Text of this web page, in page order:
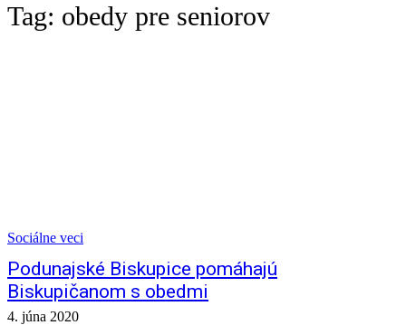
Tag: obedy pre seniorov
Sociálne veci
Podunajské Biskupice pomáhajú
Biskupičanom s obedmi
4. júna 2020